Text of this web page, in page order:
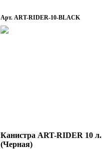
Арт. ART-RIDER-10-BLACK
Канистра ART-RIDER 10 л.
(Черная)